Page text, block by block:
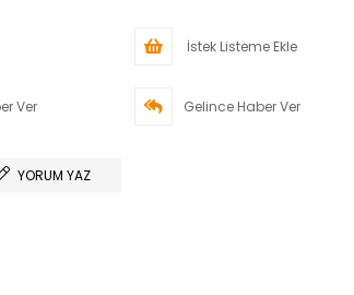
İstek Listeme Ekle
Ver Gelince Haber Ver
YORUM YAZ